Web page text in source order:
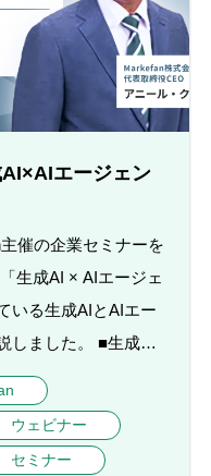
AI×AIエージェン
催の企業セミナーを
生成AI × AIエージェ
いる生成AIとAIエー
しました。 ■生成…
ウェビナー
セミナー